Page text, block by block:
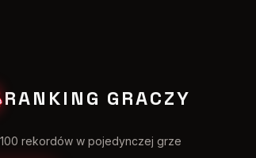
RANKING GRACZY
rekordów w pojedynczej grze